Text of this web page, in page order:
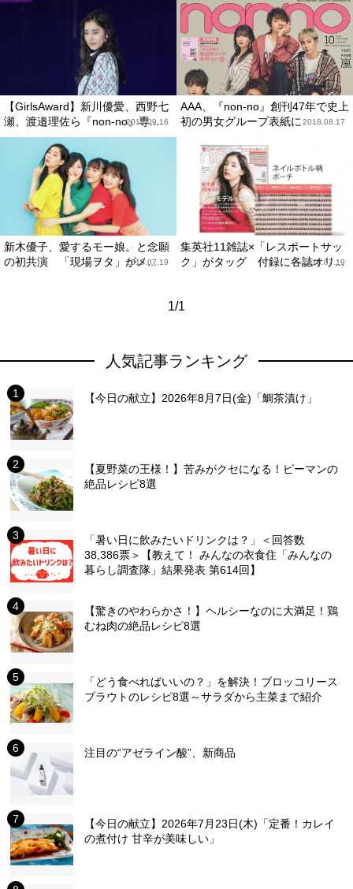
【GirlsAward】新川優愛、西野七
瀬、渡邉理佐ら『non-no』専...
2018.09.16
AAA、『non-no』創刊47年で史上
初の男女グループ表紙に 2018.08.17
新木優子、愛するモー娘。と念願
の初共演 「現場ヲタ」がメ...
2018.07.19
集英社11雑誌×「レスポートサッ
ク」がタッグ 付録に各誌オリ...
2018.07.19
1/1
人気記事ランキング
【今日の献立】2026年8月7日(金)「鯛茶漬け」
【夏野菜の王様！】苦みがクセになる！ピーマンの
絶品レシピ8選
「暑い日に飲みたいドリンクは？」＜回答数
38,386票＞【教えて！ みんなの衣食住「みんなの
暮らし調査隊」結果発表 第614回】
【驚きのやわらかさ！】ヘルシーなのに大満足！鶏
むね肉の絶品レシピ8選
「どう食べればいいの？」を解決！ブロッコリース
プラウトのレシピ8選～サラダから主菜まで紹介
注目の“アゼライン酸”、新商品
【今日の献立】2026年7月23日(木)「定番！カレイ
の煮付け 甘辛が美味しい」